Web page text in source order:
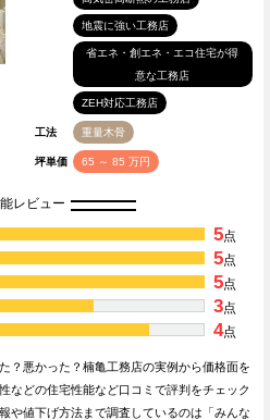
地震に強い工務店
省エネ・創エネ・エコ住宅が得
意な工務店
ZEH対応工務店
工法 重量木骨
坪単価 65 ～ 85 万円
レビュー
5点
5点
5点
3点
4点
？悪かった？楠亀工務店の実例から価格面を
などの住宅性能など口コミで評判をチェック
や値下げ方法まで調査しているのは「みんな